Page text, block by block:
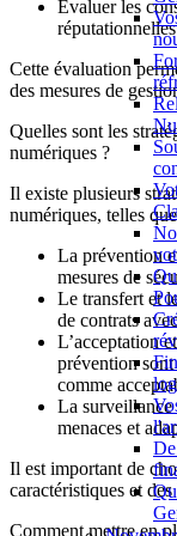
Évaluer les
Cette évaluation
des mesures de
Quelles sont les
numériques ?
Il existe plusieurs
numériques, telles
La prévention
mesures de
Le transfert et
de contrats
L’acceptation
prévention
comme
La surveillance
menaces et
Il est important de
caractéristiques et
Comment mettre en